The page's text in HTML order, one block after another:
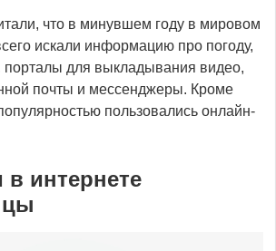
что в минувшем году в мировом
искали информацию про погоду,
порталы для выкладывания видео,
почты и мессенджеры. Кроме
пользовались онлайн-
в интернете